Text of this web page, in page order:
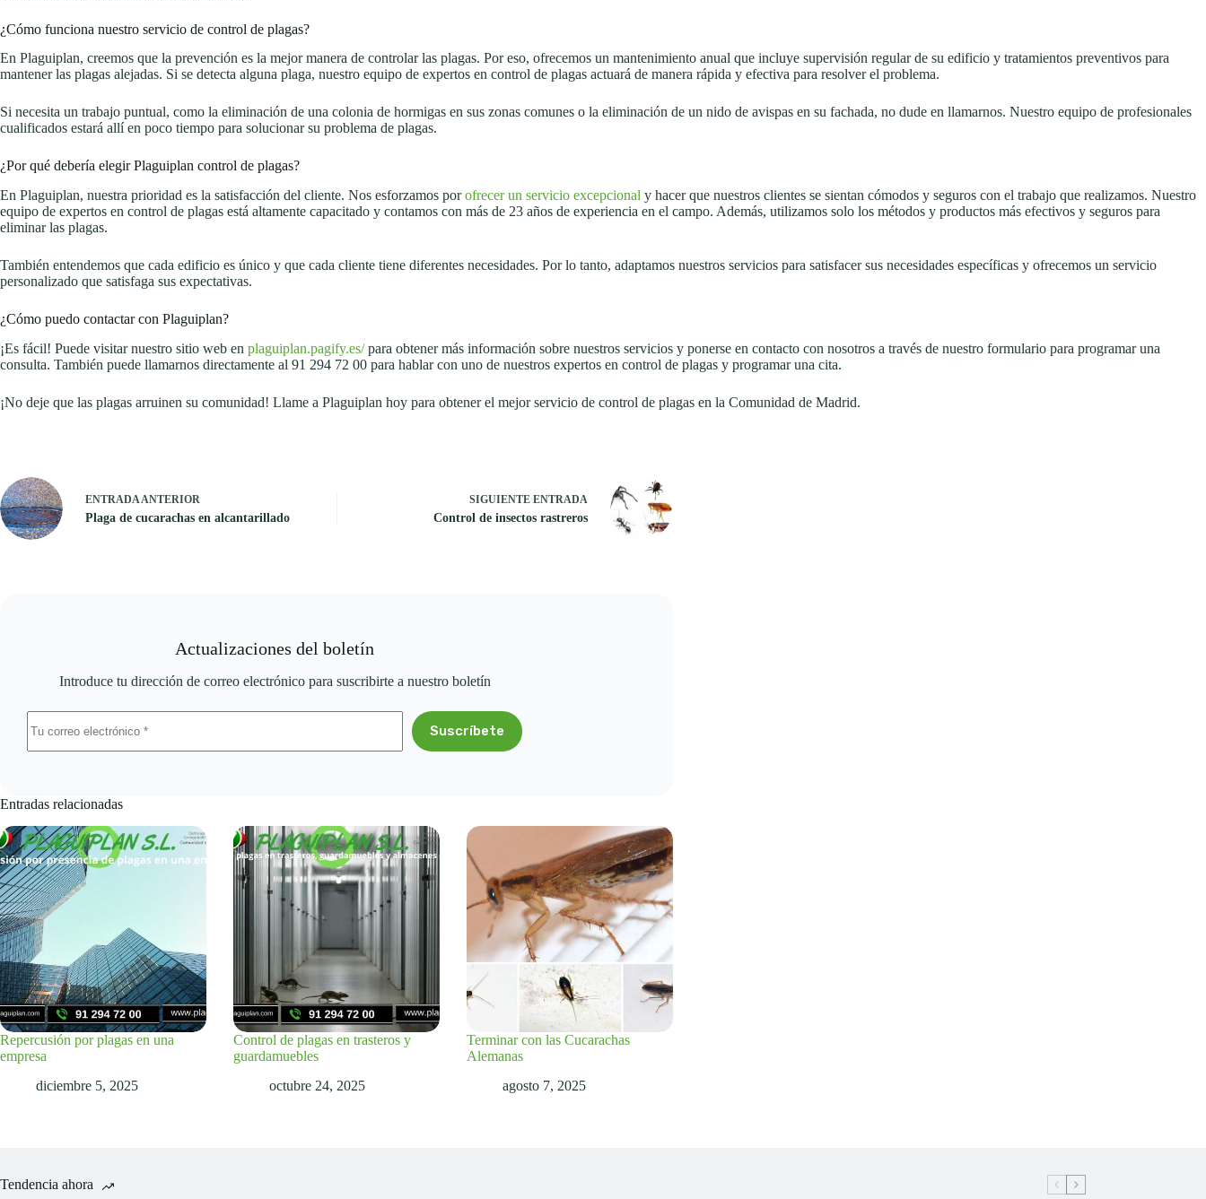
¿Cómo funciona nuestro servicio de control de plagas?
En Plaguiplan, creemos que la prevención es la mejor manera de controlar las plagas. Por eso, ofrecemos un mantenimiento anual que incluye supervisión regular de su edificio y tratamientos preventivos para
mantener las plagas alejadas. Si se detecta alguna plaga, nuestro equipo de expertos en control de plagas actuará de manera rápida y efectiva para resolver el problema.
Si necesita un trabajo puntual, como la eliminación de una colonia de hormigas en sus zonas comunes o la eliminación de un nido de avispas en su fachada, no dude en llamarnos. Nuestro equipo de profesionales
cualificados estará allí en poco tiempo para solucionar su problema de plagas.
¿Por qué debería elegir Plaguiplan control de plagas?
En Plaguiplan, nuestra prioridad es la satisfacción del cliente. Nos esforzamos porofrecer un servicio excepcional y hacer que nuestros clientes se sientan cómodos y seguros con el trabajo que realizamos. Nuestro
equipo de expertos en control de plagas está altamente capacitado y contamos con más de 23 años de experiencia en el campo. Además, utilizamos solo los métodos y productos más efectivos y seguros para
eliminar las plagas.
También entendemos que cada edificio es único y que cada cliente tiene diferentes necesidades. Por lo tanto, adaptamos nuestros servicios para satisfacer sus necesidades específicas y ofrecemos un servicio
personalizado que satisfaga sus expectativas.
¿Cómo puedo contactar con Plaguiplan?
¡Es fácil! Puede visitar nuestro sitio web en plaguiplan.pagify.es/para obtener más información sobre nuestros servicios y ponerse en contacto con nosotros a través de nuestro formulario para programar una
consulta. También puede llamarnos directamente al 91 294 72 00 para hablar con uno de nuestros expertos en control de plagas y programar una cita.
¡No deje que las plagas arruinen su comunidad! Llame a Plaguiplan hoy para obtener el mejor servicio de control de plagas en la Comunidad de Madrid.
ENTRADAANTERIOR
Plaga de cucarachas en alcantarillado
SIGUIENTE ENTRADA
Control de insectos rastreros
Actualizaciones del boletín
Introduce tu dirección de correo electrónico para suscribirte a nuestro boletín
Suscríbete
Entradas relacionadas
Repercusión por plagas en una
empresa
diciembre 5, 2025
Control de plagas en trasteros y
guardamuebles
octubre 24, 2025
Terminar con las Cucarachas
Alemanas
agosto 7, 2025
Tendencia ahora